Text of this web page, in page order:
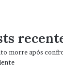
morre após